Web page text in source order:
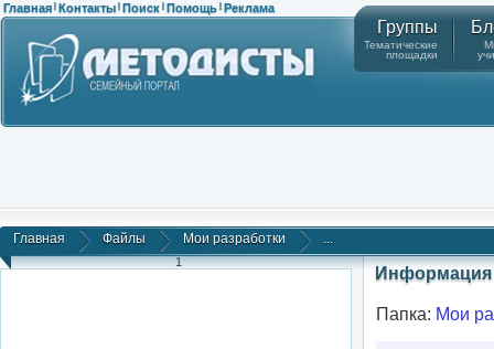
Главная | Контакты | Поиск | Помощь | Реклама
Группы
Тематические
площадки
Главная Файлы Мои разработки ...
1
Информация
Папка: Мои